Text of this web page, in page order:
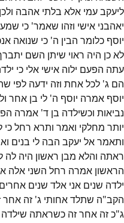
ליעקב עמי אלא בלתי אהבה
יאהבני אישי וזהו שאמר' כי
יוסף כלומר הבין ה' כי שנואה
לא כן היה ראוי שיתן השם
עתה הפעם ילוה אישי אלי כי
הם ג' לכל אחת וזה ידעה לפי
יוסף אמרה יוסף ה' לי בן אחר
נביאות וכשילדה בן ד' אמרה
יותר מחלקי ואמר ותרא רחל
ותאמר אל יעקב הבה לי בנים
ראתה והלא מבן ראשון היה לה
הראשון אמרה רחל השני אלה
ילדה שנים אני אלד שנים
הקב"ה שתלד אחותי ג' זה אחר
ג"כ זה אחר זה כשראתה שילדה